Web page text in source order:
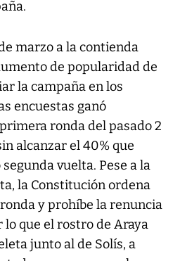
marzo a la contienda
de popularidad de
la campaña en los
encuestas ganó
ronda del pasado 2
alcanzar el 40% que
vuelta. Pese a la
la Constitución ordena
y prohíbe la renuncia
lo que el rostro de Araya
junto al de Solís, a